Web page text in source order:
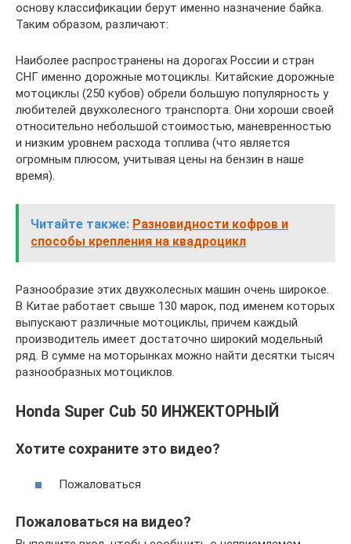
основу классификации берут именно назначение байка.
Таким образом, различают:
Наиболее распространены на дорогах России и стран
СНГ именно дорожные мотоциклы. Китайские дорожные
мотоциклы (250 кубов) обрели большую популярность у
любителей двухколесного транспорта. Они хороши своей
относительно небольшой стоимостью, маневренностью
и низким уровнем расхода топлива (что является
огромным плюсом, учитывая цены на бензин в наше
время).
Читайте также: Разновидности кофров и
способы крепления на квадроцикл
Разнообразие этих двухколесных машин очень широкое.
В Китае работает свыше 130 марок, под именем которых
выпускают различные мотоциклы, причем каждый
производитель имеет достаточно широкий модельный
ряд. В сумме на моторынках можно найти десятки тысяч
разнообразных мотоциклов.
Honda Super Cub 50 ИНЖЕКТОРНЫЙ
Хотите сохраните это видео?
Пожаловаться
Пожаловаться на видео?